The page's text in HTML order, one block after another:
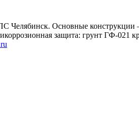
Челябинск. Основные
защита: грунт ГФ-021